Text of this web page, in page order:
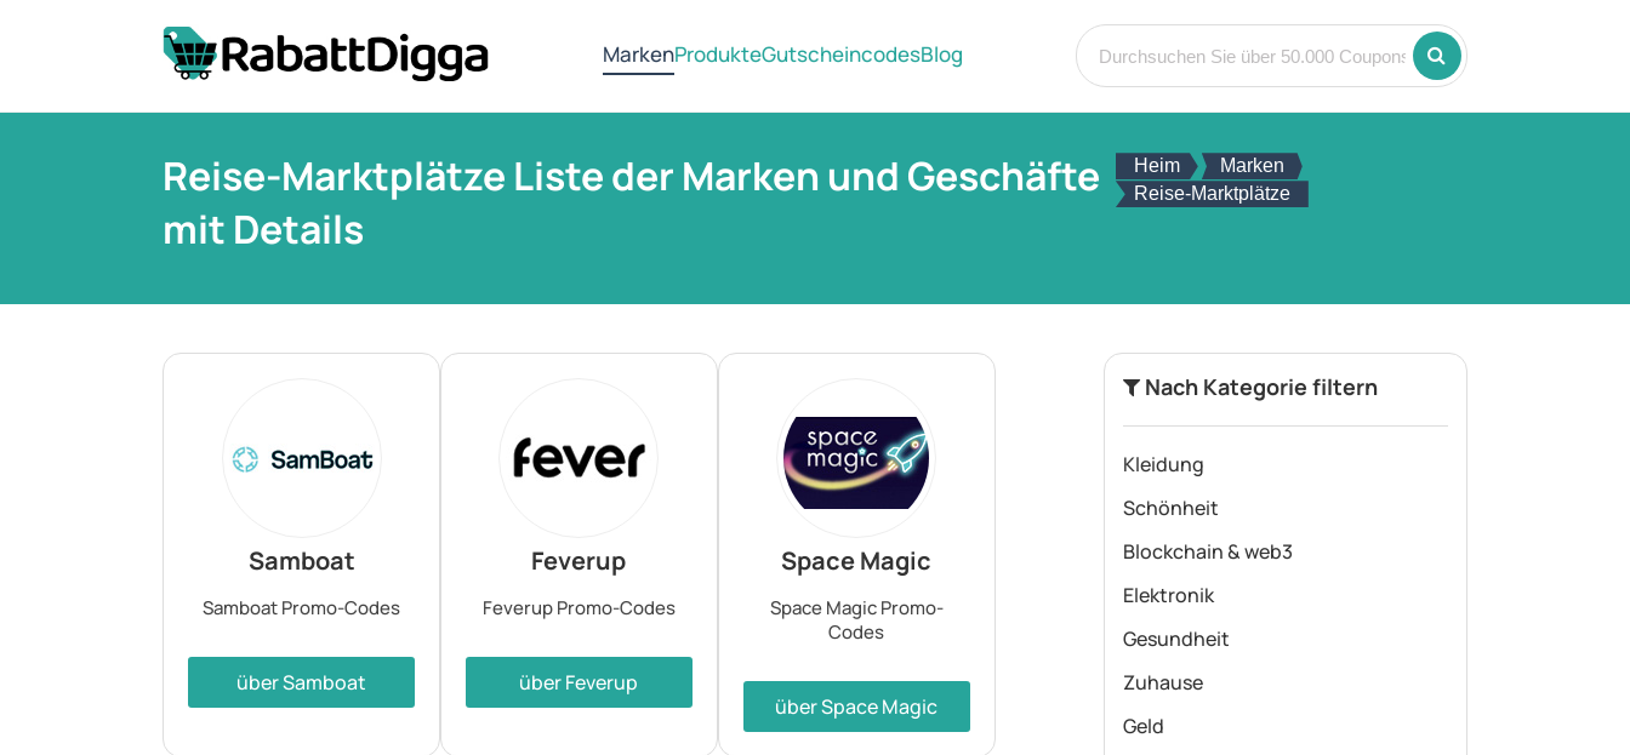
MarkenProdukteGutscheincodesBlog
Reise-Marktplätze Liste der Marken und Geschäfte
mit Details
Heim
Marken
Reise-Marktplätze
Samboat
Samboat Promo-Codes
über Samboat
Feverup
Feverup Promo-Codes
über Feverup
Space Magic
Space Magic Promo-
Codes
über Space Magic
Nach Kategorie filtern
Kleidung
Schönheit
Blockchain & web3
Elektronik
Gesundheit
Zuhause
Geld